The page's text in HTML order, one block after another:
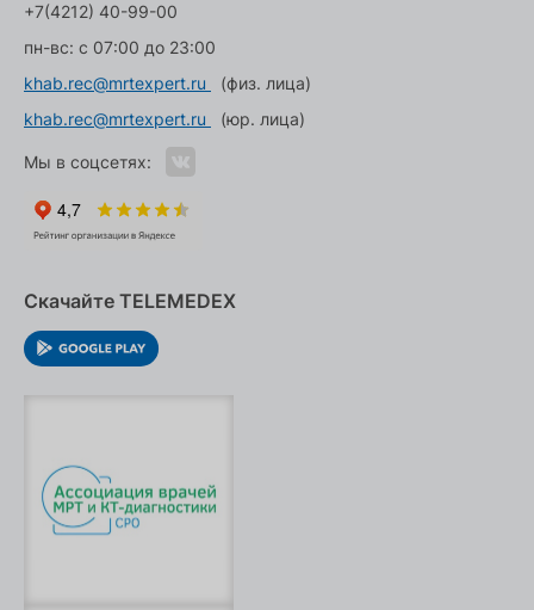
+7(4212) 40-99-00
пн-вс: с 07:00 до 23:00
khab.rec@mrtexpert.ru
(физ. лица)
khab.rec@mrtexpert.ru
(юр. лица)
Мы в соцсетях:
Скачайте TELEMEDEX